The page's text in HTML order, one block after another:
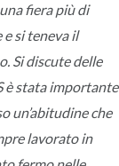
fiera più di
si teneva il
Si discute delle
è stata importante
un’abitudine che
lavorato in